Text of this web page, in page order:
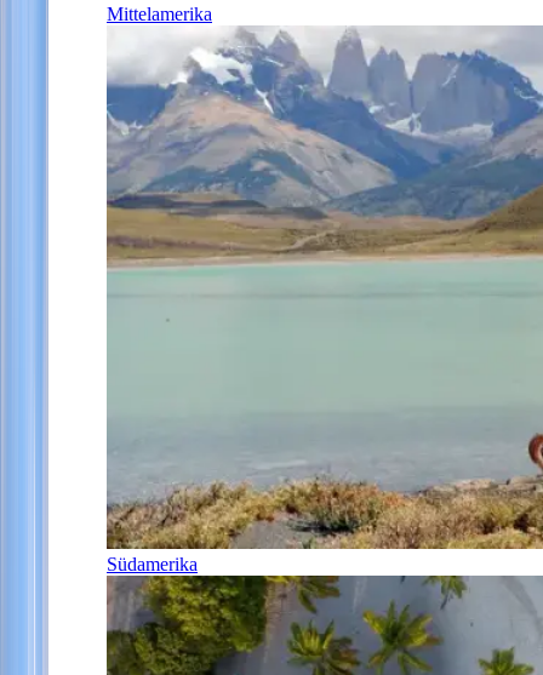
Mittelamerika
Südamerika